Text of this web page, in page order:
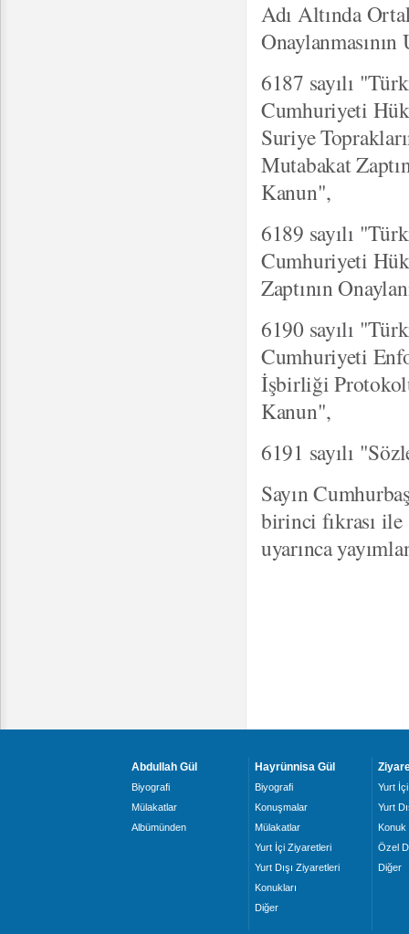
Adı Altında
6187 sayılı
Cumhuriyeti
Suriye
Mutabakat
Kanun",
6189 sayılı
Cumhuriyeti
Zaptının
6190 sayılı
Cumhuriyeti
İşbirliği
Kanun",
6191 sayılı
Sayın
birinci fıkrası
uyarınca
Abdullah Gül
Biyografi
Mülakatlar
Albümünden
Hayrünnisa Gül
Biyografi
Konuşmalar
Mülakatlar
Yurt İçi Ziyaretleri
Yurt Dışı Ziyaretleri
Konukları
Diğer
Yurt İçi
Yurt
Konuk
Özel
Diğer